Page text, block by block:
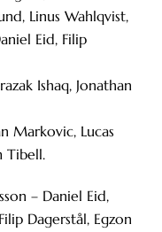
Linus Wahlqvist,
Eid, Filip
Ishaq, Jonathan
Markovic, Lucas
Tibell.
– Daniel Eid,
Dagerstål, Egzon